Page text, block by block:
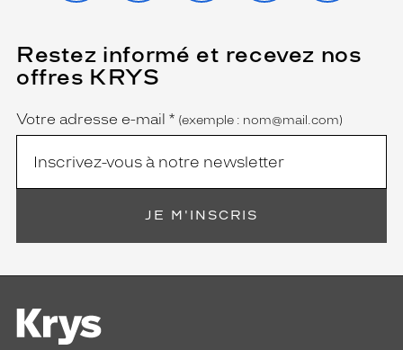
Restez informé et recevez nos
offres KRYS
Name
Votre adresse e-mail *
(Ce
champ
est
obligatoire)
(exemple : nom@mail.com)
JE M'INSCRIS